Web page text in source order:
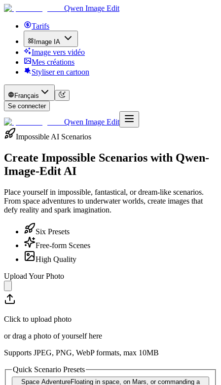
Qwen Image Edit
Tarifs
Image IA
Image vers vidéo
Mes créations
Styliser en cartoon
Français
Se connecter
Qwen Image Edit
Impossible AI Scenarios
Create Impossible Scenarios with Qwen-
Image-Edit AI
Place yourself in impossible, fantastical, or dream-like scenarios.
From space adventures to underwater worlds, create images that
defy reality and spark imagination.
Six Presets
Free-form Scenes
High Quality
Upload Your Photo
Click to upload photo
or drag a photo of yourself here
Supports JPEG, PNG, WebP formats, max 10MB
Quick Scenario Presets
Space AdventureFloating in space, on Mars, or commanding a